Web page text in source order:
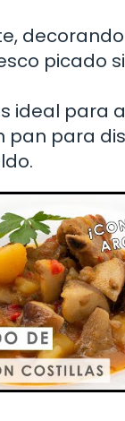
picado
ideal para
pan para